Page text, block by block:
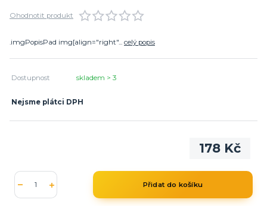
Ohodnotit produkt
.imgPopisPad img[align="right"... celý popis
Dostupnost skladem > 3
Nejsme plátci DPH
178 Kč
Přidat do košíku